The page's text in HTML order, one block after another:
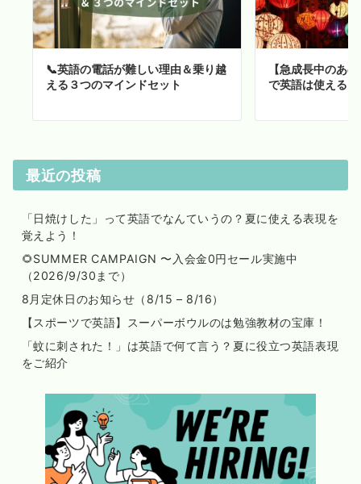
📞英語の電話が難しい理由＆乗り越
える３つのマインドセット
【急成長中のあ
で英語は使える？
最近の投稿
「日焼けした」って英語でなんていうの？夏に使える表現を
覚えよう！
🌻SUMMER CAMPAIGN 〜入会金0円セール実施中
（2026/9/30まで）
8月定休日のお知らせ（8/15 – 8/16）
【スポーツで英語】スーパーボウルのは勉強教材の宝庫！
「蚊に刺された！」は英語で何て言う？夏に役立つ英語表現
をご紹介